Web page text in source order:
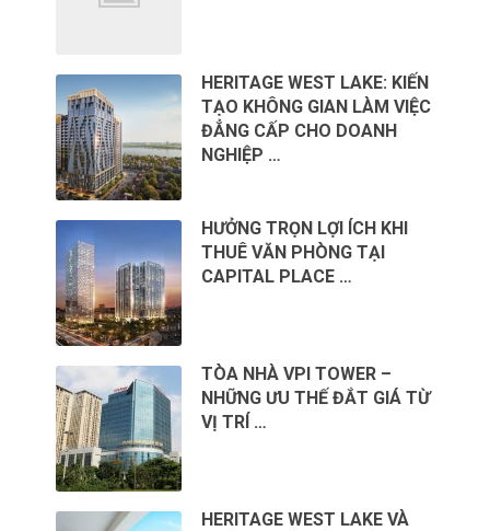
HERITAGE WEST LAKE: KIẾN
TẠO KHÔNG GIAN LÀM VIỆC
ĐẲNG CẤP CHO DOANH
NGHIỆP …
HƯỞNG TRỌN LỢI ÍCH KHI
THUÊ VĂN PHÒNG TẠI
CAPITAL PLACE …
TÒA NHÀ VPI TOWER –
NHỮNG ƯU THẾ ĐẮT GIÁ TỪ
VỊ TRÍ …
HERITAGE WEST LAKE VÀ